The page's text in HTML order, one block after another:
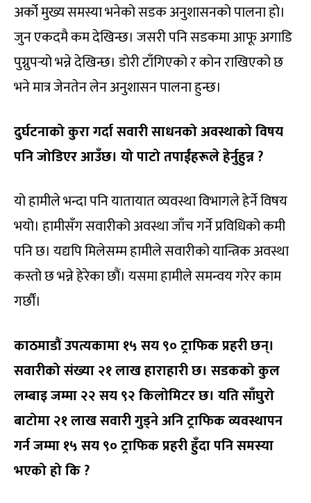
अर्को मुख्य समस्या भनेको सडक अनुशासनको पालना हो।
जुन एकदमै कम देखिन्छ। जसरी पनि सडकमा आफू अगाडि
पुग्नुपर्‍यो भन्ने देखिन्छ। डोरी टाँगिएको र कोन राखिएको छ
भने मात्र जेनतेन लेन अनुशासन पालना हुन्छ।
दुर्घटनाको कुरा गर्दा सवारी साधनको अवस्थाको विषय
पनि जोडिएर आउँछ। यो पाटो तपाईंहरूले हेर्नुहुन्न ?
यो हामीले भन्दा पनि यातायात व्यवस्था विभागले हेर्ने विषय
भयो। हामीसँग सवारीको अवस्था जाँच गर्ने प्रविधिको कमी
पनि छ। यद्यपि मिलेसम्म हामीले सवारीको यान्त्रिक अवस्था
कस्तो छ भन्ने हेरेका छौं। यसमा हामीले समन्वय गरेर काम
गर्छौं।
काठमाडौं उपत्यकामा १५ सय ९० ट्राफिक प्रहरी छन्।
सवारीको संख्या २१ लाख हाराहारी छ। सडकको कुल
लम्बाइ जम्मा २२ सय ९२ किलोमिटर छ। यति साँघुरो
बाटोमा २१ लाख सवारी गुड्ने अनि ट्राफिक व्यवस्थापन
गर्न जम्मा १५ सय ९० ट्राफिक प्रहरी हुँदा पनि समस्या
भएको हो कि?